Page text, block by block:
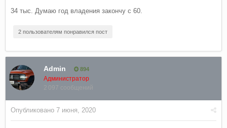
34 тыс. Думаю год владения закончу с 60.
2 пользователям понравился пост
Admin 894
Администратор
2 097 сообщений
Опубликовано 7 июня, 2020